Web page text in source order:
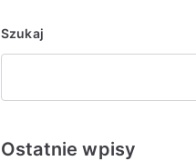
Szukaj
Ostatnie wpisy